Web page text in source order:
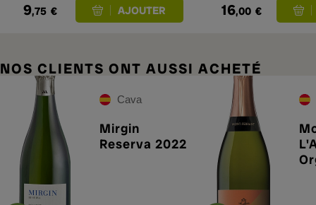
9,75 € 16,00 €
NOS CLIENTS ONT AUSSI ACHETÉ
Cava
Mirgin
Reserva 2022